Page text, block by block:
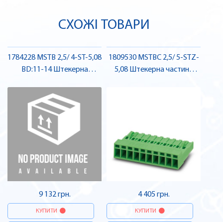
СХОЖІ ТОВАРИ
1784228 MSTB 2,5/ 4-ST-5,08
BD:11-14 Штекерна
Contact
9 132 грн.
КУПИТИ
1809530 MSTBC 2,5/ 5-STZ-
5,08 Штекерна частина
4 405 грн.
КУПИТИ